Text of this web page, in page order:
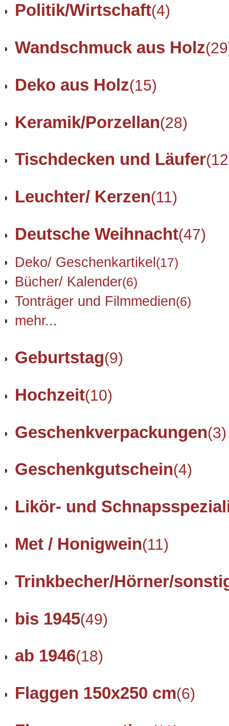
Politik/Wirtschaft(4)
Wandschmuck aus Holz
Deko aus Holz(15)
Keramik/Porzellan(28)
Tischdecken und Läufer
Leuchter/ Kerzen(11)
Deutsche Weihnacht(47)
Deko/ Geschenkartikel(17)
Bücher/ Kalender(6)
Tonträger und Filmmedien(6)
mehr...
Geburtstag(9)
Hochzeit(10)
Geschenkverpackungen(3)
Geschenkgutschein(4)
Likör- und
Met / Honigwein(11)
Trinkbecher/Hörner/
bis 1945(49)
ab 1946(18)
Flaggen 150x250 cm(6)